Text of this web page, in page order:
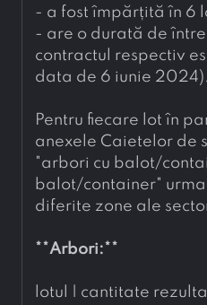
- a fost împărțită în 6
- are o durată de
contractul respectiv
data de 6 iunie 2024).
Pentru fiecare lot în
anexele Caietelor de
"arbori cu balot/
balot/container"
diferite zone ale
**Arbori:**
lotul | cantitate